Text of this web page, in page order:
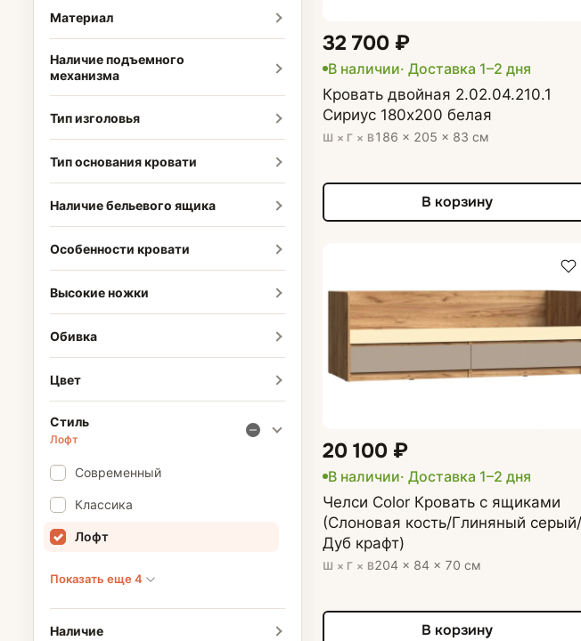
Материал
Наличие подъемного
механизма
Тип изголовья
Тип основания кровати
Наличие бельевого ящика
Особенности кровати
Высокие ножки
Обивка
Цвет
Лофт
Стиль
Современный
Классика
Лофт
Показать еще 4
Наличие
32 700 ₽
В наличии· Доставка 1–2 дня
Кровать двойная 2.02.04.210.1
Сириус 180х200 белая
Ш × Г × В186 × 205 × 83 см
В корзину
20 100 ₽
В наличии· Доставка 1–2 дня
Челси Color Кровать с ящиками
(Слоновая кость/Глиняный серый/
Дуб крафт)
Ш × Г × В204 × 84 × 70 см
В корзину